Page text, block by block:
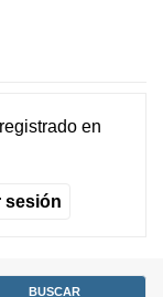
en
sesión